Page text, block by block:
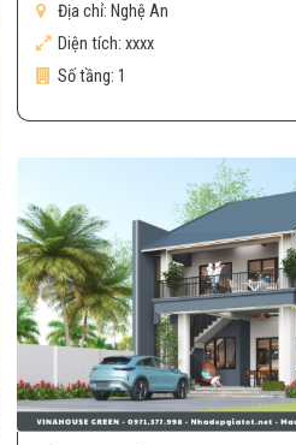
Địa chỉ: Nghệ An
Diện tích: xxxx
Số tầng: 1